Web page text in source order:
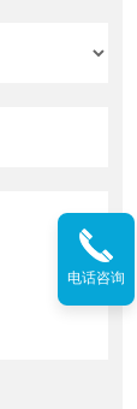
电话咨询